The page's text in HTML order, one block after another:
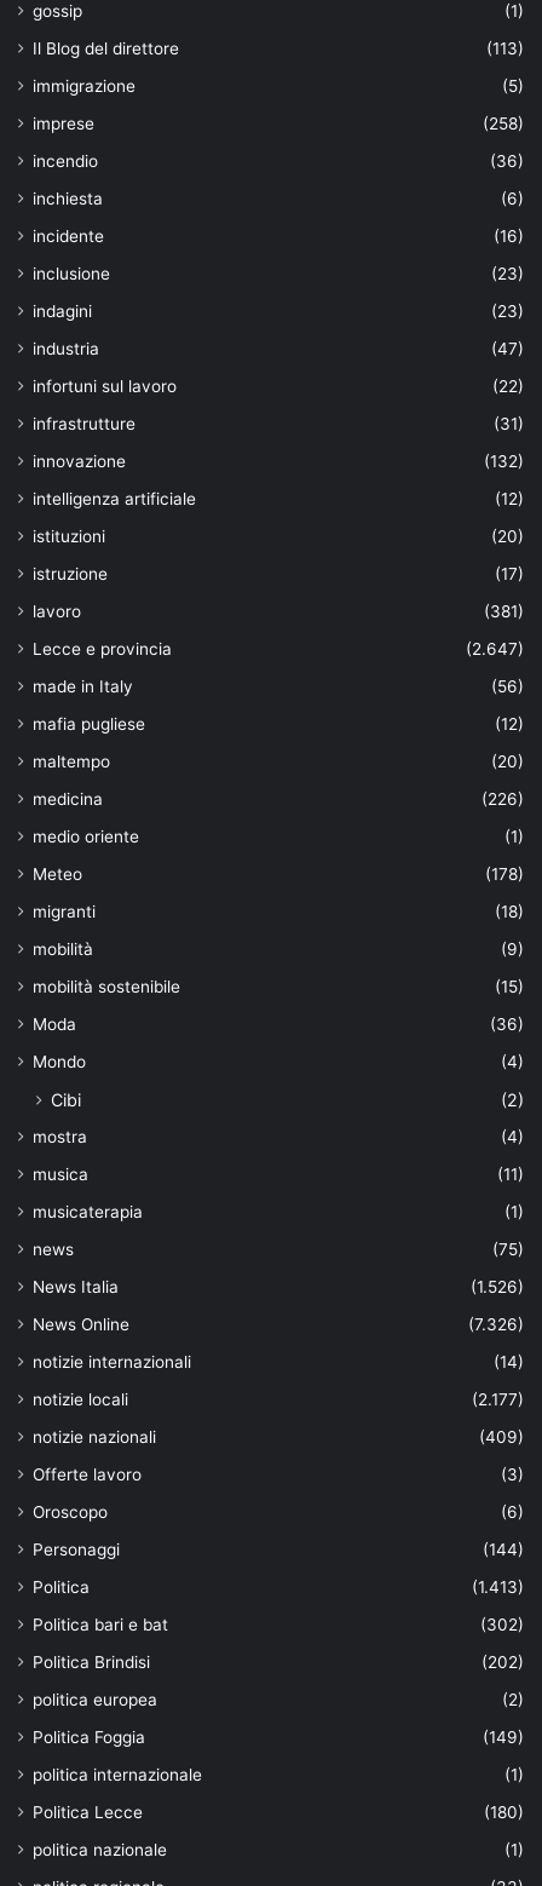
gossip
(1)
Il Blog del direttore
(113)
immigrazione
(5)
imprese
(258)
incendio
(36)
inchiesta
(6)
incidente
(16)
inclusione
(23)
indagini
(23)
industria
(47)
infortuni sul lavoro
(22)
infrastrutture
(31)
innovazione
(132)
intelligenza artificiale
(12)
istituzioni
(20)
istruzione
(17)
lavoro
(381)
Lecce e provincia
(2.647)
made in Italy
(56)
mafia pugliese
(12)
maltempo
(20)
medicina
(226)
medio oriente
(1)
Meteo
(178)
migranti
(18)
mobilità
(9)
mobilità sostenibile
(15)
Moda
(36)
Mondo
(4)
Cibi (2)
mostra
(4)
musica
(11)
musicaterapia
(1)
news
(75)
News Italia
(1.526)
News Online
(7.326)
notizie internazionali
(14)
notizie locali
(2.177)
notizie nazionali
(409)
Offerte lavoro
(3)
Oroscopo
(6)
Personaggi
(144)
Politica
(1.413)
Politica bari e bat
(302)
Politica Brindisi
(202)
politica europea
(2)
Politica Foggia
(149)
politica internazionale
(1)
Politica Lecce
(180)
politica nazionale
(1)